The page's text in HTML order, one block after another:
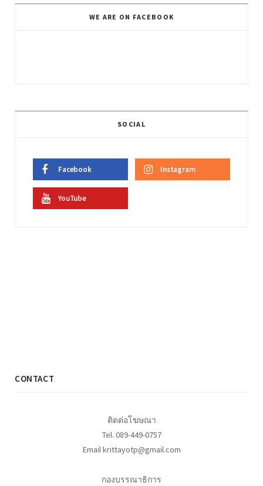
WE ARE ON FACEBOOK
SOCIAL
Facebook Instagram
YouTube
CONTACT
ติดต่อโฆษณา
Tel. 089-449-0757
Email krittayotp@gmail.com
กองบรรณาธิการ